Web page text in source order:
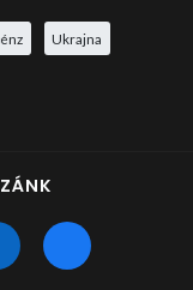
Ukrajna